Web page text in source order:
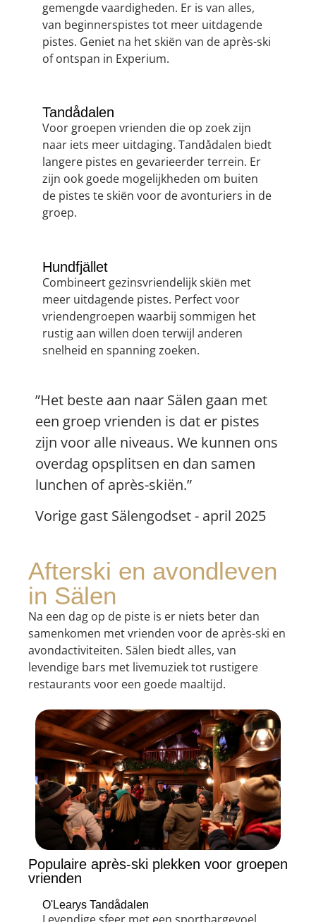
gemengde vaardigheden. Er is van alles,
van beginnerspistes tot meer uitdagende
pistes. Geniet na het skiën van de après-ski
of ontspan in Experium.
Tandådalen
Voor groepen vrienden die op zoek zijn
naar iets meer uitdaging. Tandådalen biedt
langere pistes en gevarieerder terrein. Er
zijn ook goede mogelijkheden om buiten
de pistes te skiën voor de avonturiers in de
groep.
Hundfjället
Combineert gezinsvriendelijk skiën met
meer uitdagende pistes. Perfect voor
vriendengroepen waarbij sommigen het
rustig aan willen doen terwijl anderen
snelheid en spanning zoeken.
”Het beste aan naar Sälen gaan met
een groep vrienden is dat er pistes
zijn voor alle niveaus. We kunnen ons
overdag opsplitsen en dan samen
lunchen of après-skiën.”
Vorige gast Sälengodset - april 2025
Afterski en avondleven
in Sälen
Na een dag op de piste is er niets beter dan
samenkomen met vrienden voor de après-ski en
avondactiviteiten. Sälen biedt alles, van
levendige bars met livemuziek tot rustigere
restaurants voor een goede maaltijd.
Populaire après-ski plekken voor groepen
vrienden
O'Learys Tandådalen